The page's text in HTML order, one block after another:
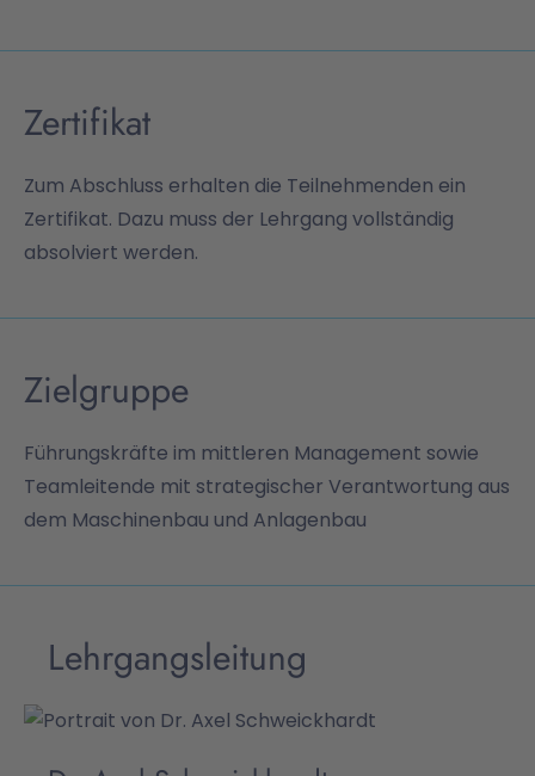
Zertifikat
Zum Abschluss erhalten die Teilnehmenden ein
Zertifikat. Dazu muss der Lehrgang vollständig
absolviert werden.
Zielgruppe
Führungskräfte im mittleren Management sowie
Teamleitende mit strategischer Verantwortung aus
dem Maschinenbau und Anlagenbau
Lehrgangsleitung